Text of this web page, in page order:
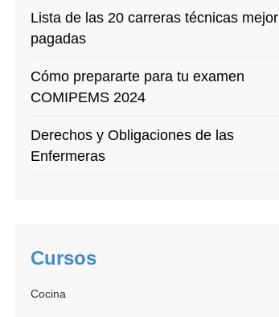
Lista de las 20 carreras técnicas mejor
pagadas
Cómo prepararte para tu examen
COMIPEMS 2024
Derechos y Obligaciones de las
Enfermeras
Cursos
Cocina